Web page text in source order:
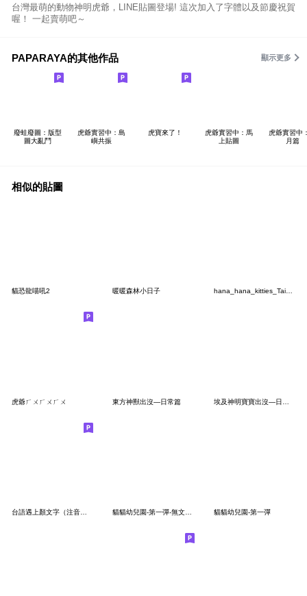
台灣最萌的動物神明虎爺，LINE貼圖登場! 這次加入了字體以及節慶祝賀
喔！ 一起賣萌吧～
PAPARAYA的其他作品 顯示更多
廢蛙廢圖：版型
圖大亂鬥
虎爺實習中：島
嶼共振
虎寶來了！
虎爺實習中：馬
上貼圖
虎爺實習中
月篇
相似的貼圖
貓恐龍喵吼2 暖暖森林小日子 hana_hana_kitties_Taiwan Mandarin
虎爺ㄏㄨㄏㄨㄏㄨ 東方神獸出沒—日常篇
貓貓幼兒園-第一彈